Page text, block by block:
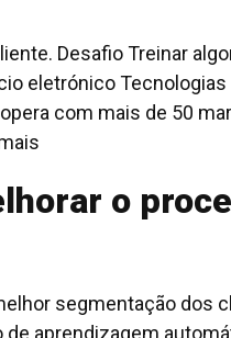
Desafio Treinar
eletrónico
com mais de 50
o
segmentação dos
aprendizagem